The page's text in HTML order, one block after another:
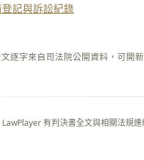
記與訴訟紀錄
逐字來自司法院公開資料，可開
有判決書全文與相關法規